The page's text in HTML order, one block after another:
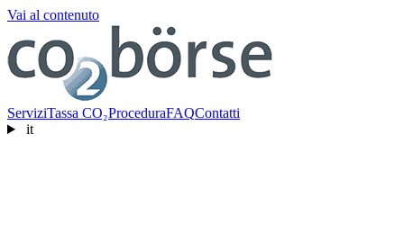
Vai al contenuto
ServiziTassa CO₂ProceduraFAQContatti
it